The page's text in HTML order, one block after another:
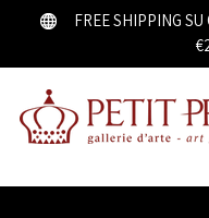
FREE SHIPPING